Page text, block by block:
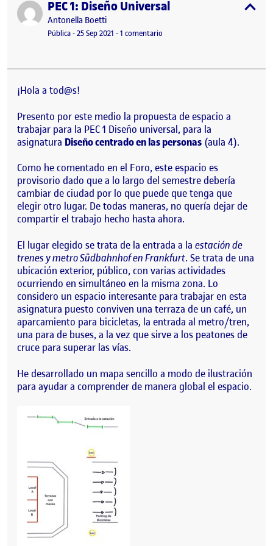
Publicado porPEC 1: Diseño Universal
Publicado por
Antonella Boetti
Visibilidad:
Pública-Fecha de publicación
25 Sep 2021 -1 comentario
¡Hola a tod@s!
Presento por este medio la propuesta de espacio a
trabajar para la PEC 1 Diseño universal, para la
asignatura Diseño centrado en las personas (aula 4).
Como he comentado en el Foro, este espacio es
provisorio dado que a lo largo del semestre debería
cambiar de ciudad por lo que puede que tenga que
elegir otro lugar. De todas maneras, no quería dejar de
compartir el trabajo hecho hasta ahora.
El lugar elegido se trata de la entrada a la estación de
trenes y metro Südbahnhof en Frankfurt. Se trata de una
ubicación exterior, público, con varias actividades
ocurriendo en simultáneo en la misma zona. Lo
considero un espacio interesante para trabajar en esta
asignatura puesto conviven una terraza de un café, un
aparcamiento para bicicletas, la entrada al metro/tren,
una para de buses, a la vez que sirve a los peatones de
cruce para superar las vías.
He desarrollado un mapa sencillo a modo de ilustración
para ayudar a comprender de manera global el espacio.